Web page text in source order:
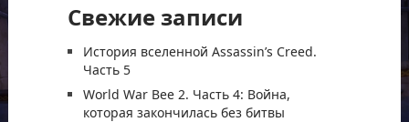
Свежие записи
История вселенной Assassin’s Creed.
Часть 5
World War Bee 2. Часть 4: Война,
которая закончилась без битвы